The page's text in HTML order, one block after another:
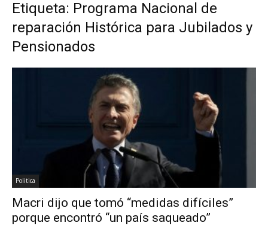
Etiqueta: Programa Nacional de
reparación Histórica para Jubilados y
Pensionados
Politica
Macri dijo que tomó “medidas difíciles”
porque encontró “un país saqueado”